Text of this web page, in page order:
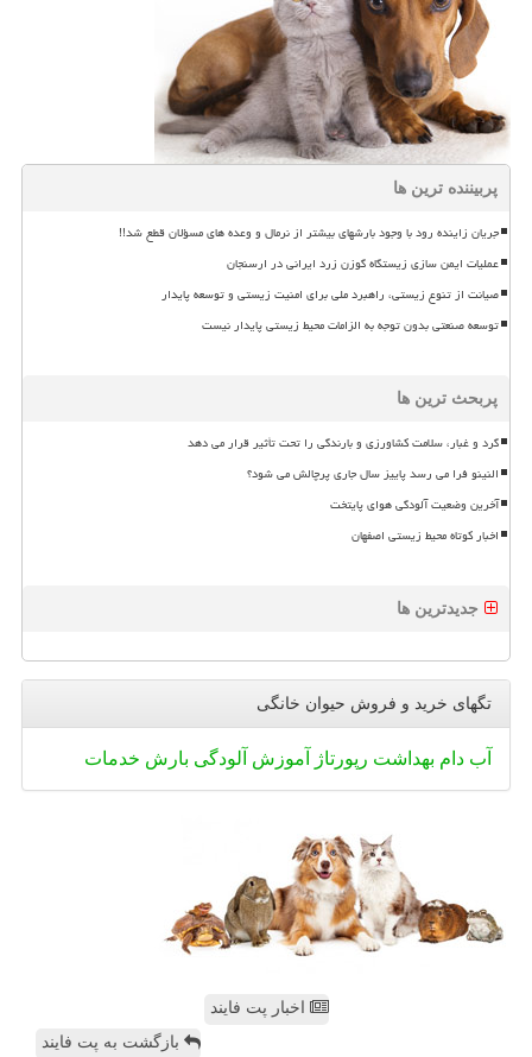
پربیننده ترین ها
جریان زاینده رود با وجود بارشهای بیشتر از نرمال و وعده های مسؤلان قطع شد!!
عملیات ایمن سازی زیستگاه گوزن زرد ایرانی در ارسنجان
صیانت از تنوع زیستی، راهبرد ملی برای امنیت زیستی و توسعه پایدار
توسعه صنعتی بدون توجه به الزامات محیط زیستی پایدار نیست
پربحث ترین ها
گرد و غبار، سلامت کشاورزی و بارندگی را تحت تأثیر قرار می دهد
النینو فرا می رسد پاییز سال جاری پرچالش می شود؟
آخرین وضعیت آلودگی هوای پایتخت
اخبار کوتاه محیط زیستی اصفهان
جدیدترین ها
تگهای خرید و فروش حیوان خانگی
آب دام بهداشت رپورتاژ آموزش آلودگی بارش خدمات
اخبار پت فایند
بازگشت به پت فایند